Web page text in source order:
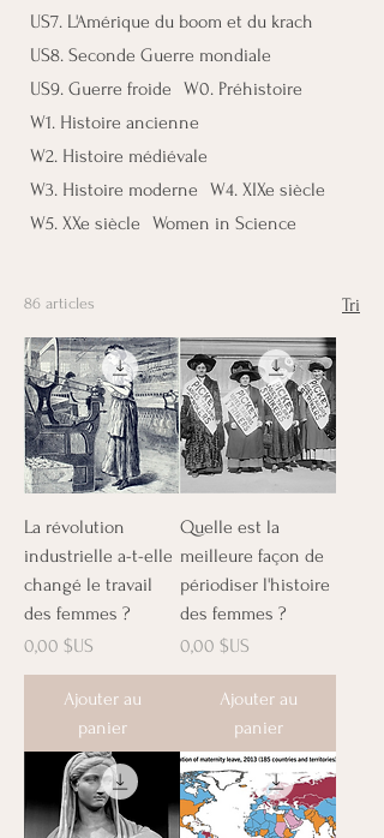
US7. L'Amérique du boom et du krach
US8. Seconde Guerre mondiale
US9. Guerre froide
W0. Préhistoire
W1. Histoire ancienne
W2. Histoire médiévale
W3. Histoire moderne
W4. XIXe siècle
W5. XXe siècle
Women in Science
86 articles Tri
La révolution
industrielle a-t-elle
changé le travail
des femmes ?
Prix
0,00 $US
Ajouter au
panier
Quelle est la
meilleure façon de
périodiser l'histoire
des femmes ?
Prix
0,00 $US
Ajouter au
panier